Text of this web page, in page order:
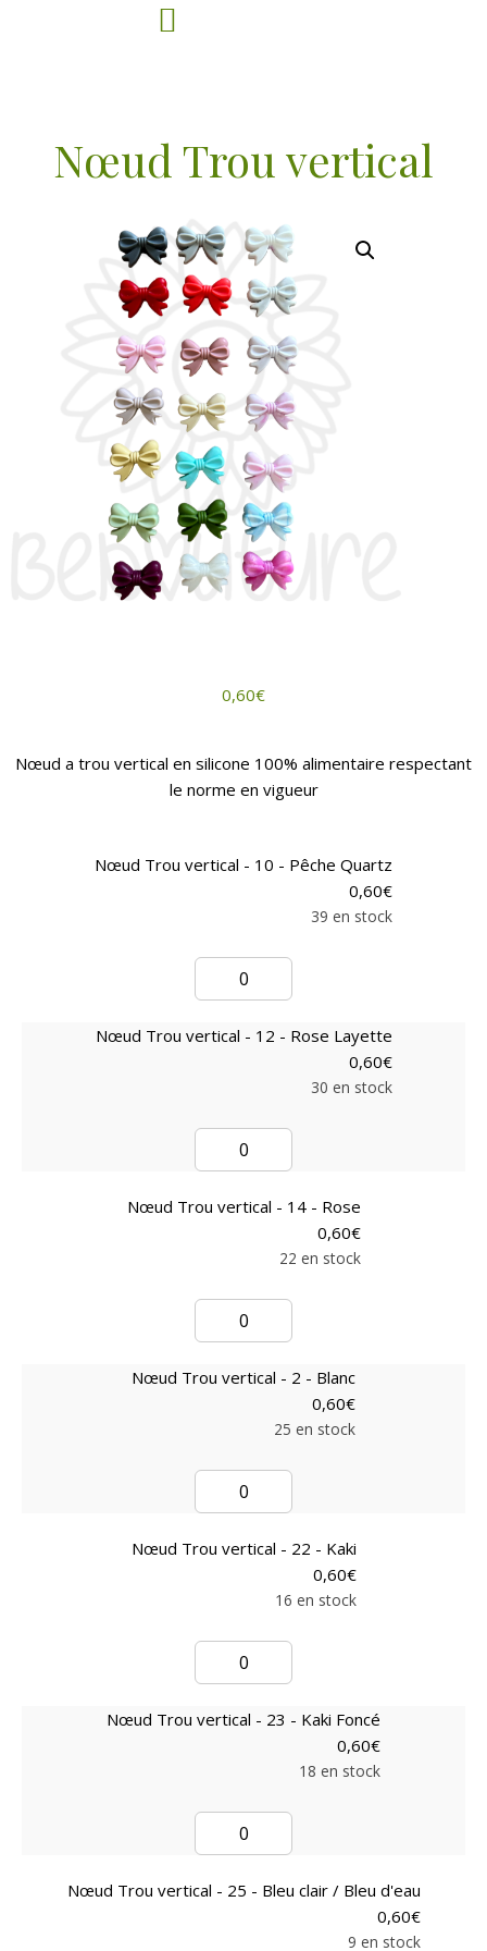
Nœud Trou vertical
0,60€
Nœud a trou vertical en silicone 100% alimentaire respectant
le norme en vigueur
Nœud Trou vertical - 10 - Pêche Quartz
0,60€
39 en stock
Nœud Trou vertical - 12 - Rose Layette
0,60€
30 en stock
Nœud Trou vertical - 14 - Rose
0,60€
22 en stock
Nœud Trou vertical - 2 - Blanc
0,60€
25 en stock
Nœud Trou vertical - 22 - Kaki
0,60€
16 en stock
Nœud Trou vertical - 23 - Kaki Foncé
0,60€
18 en stock
Nœud Trou vertical - 25 - Bleu clair / Bleu d'eau
0,60€
9 en stock